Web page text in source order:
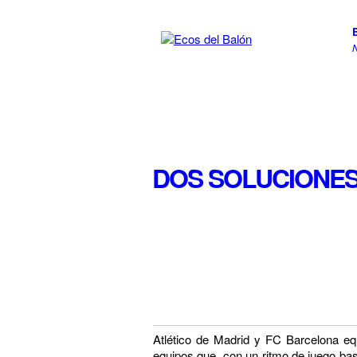
DOS
Atlético de Madrid y FC Barcelona